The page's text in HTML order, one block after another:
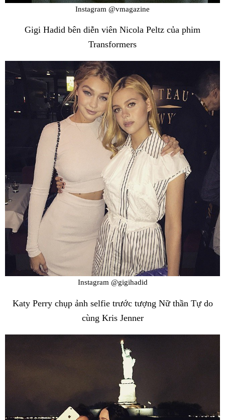
Instagram @vmagazine
Gigi Hadid bên diễn viên Nicola Peltz của phim
Transformers
Instagram @gigihadid
Katy Perry chụp ảnh selfie trước tượng Nữ thần Tự do
cùng Kris Jenner